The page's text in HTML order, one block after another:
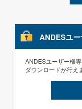
ANDESユ
ANDESユーザー様
ダウンロードが行え